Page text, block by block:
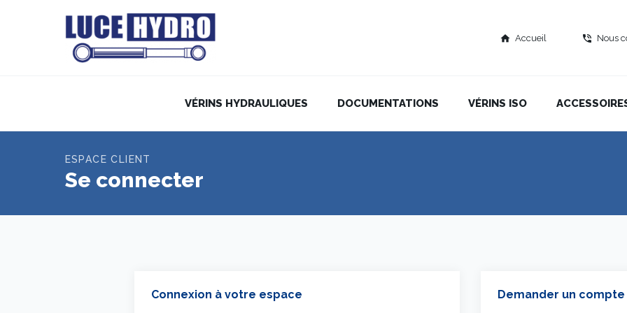
home Accueil phone_in_talk Nous
VÉRINS HYDRAULIQUES DOCUMENTATIONS VÉRINS ISO
ESPACE CLIENT
Se connecter
Connexion à votre espace Demander un